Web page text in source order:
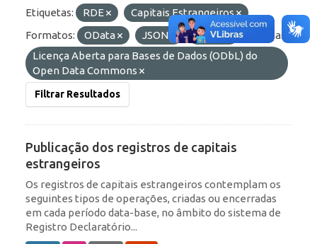
Etiquetas: RDE
Capitais Estrangeiros
Formatos:
OData JSON HTML
Licenças:
Licença Aberta para Bases de Dados (ODbL) do
Open Data Commons
Filtrar Resultados
Publicação dos registros de capitais
estrangeiros
Os registros de capitais estrangeiros contemplam os
seguintes tipos de operações, criadas ou encerradas
em cada período data-base, no âmbito do sistema de
Registro Declaratório...